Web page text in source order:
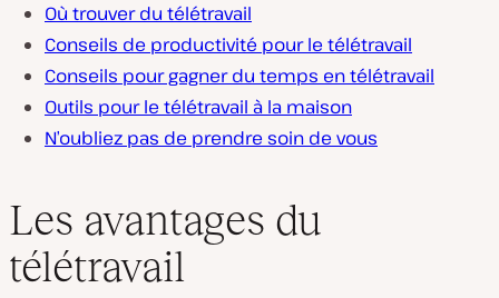
Où trouver du télétravail
Conseils de productivité pour le télétravail
Conseils pour gagner du temps en télétravail
Outils pour le télétravail à la maison
N’oubliez pas de prendre soin de vous
Les avantages du
télétravail